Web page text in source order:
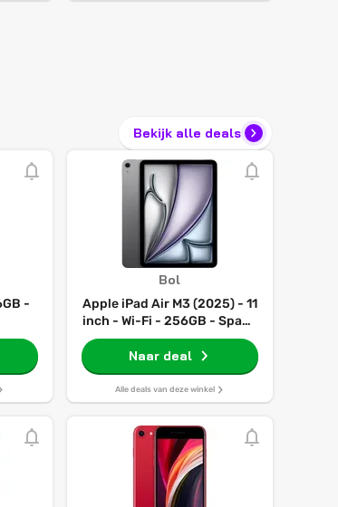
Bekijk alle deals
-
Bol
Apple iPad Air M3 (2025) - 11
inch - Wi-Fi - 256GB - Space
Grey - 7e generatie
Naar deal
Alle deals van deze winkel